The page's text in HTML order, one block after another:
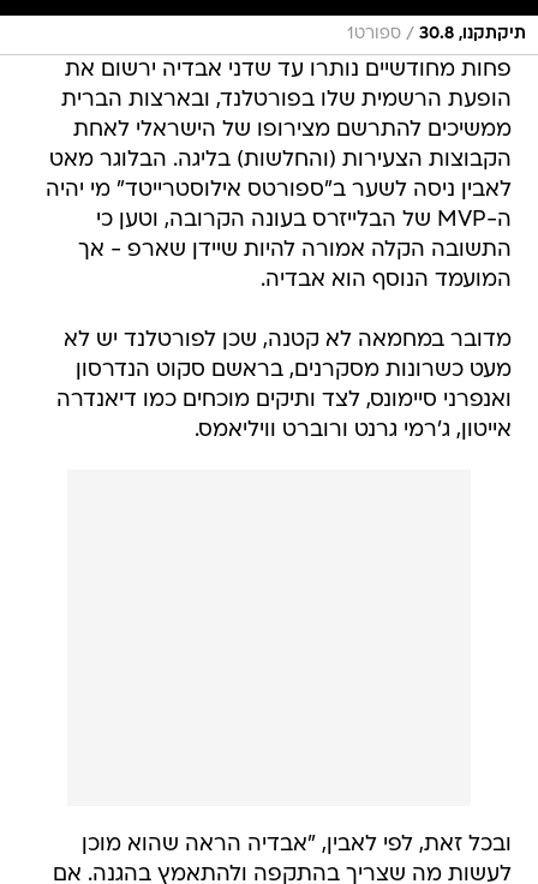
תיקתקנו, 30.8 / ספורט1
פחות מחודשיים נותרו עד שדני אבדיה ירשום את
הופעת הרשמית שלו בפורטלנד, ובארצות הברית
ממשיכים להתרשם מצירופו של הישראלי לאחת
הקבוצות הצעירות (והחלשות) בליגה. הבלוגר מאט
לאבין ניסה לשער ב"ספורטס אילוסטרייטד" מי יהיה
ה-MVP של הבלייזרס בעונה הקרובה, וטען כי
התשובה הקלה אמורה להיות שיידן שארפ - אך
המועמד הנוסף הוא אבדיה.
מדובר במחמאה לא קטנה, שכן לפורטלנד יש לא
מעט כשרונות מסקרנים, בראשם סקוט הנדרסון
ואנפרני סיימונס, לצד ותיקים מוכחים כמו דיאנדרה
אייטון, ג'רמי גרנט ורוברט וויליאמס.
ובכל זאת, לפי לאבין, "אבדיה הראה שהוא מוכן
לעשות מה שצריך בהתקפה ולהתאמץ בהגנה. אם